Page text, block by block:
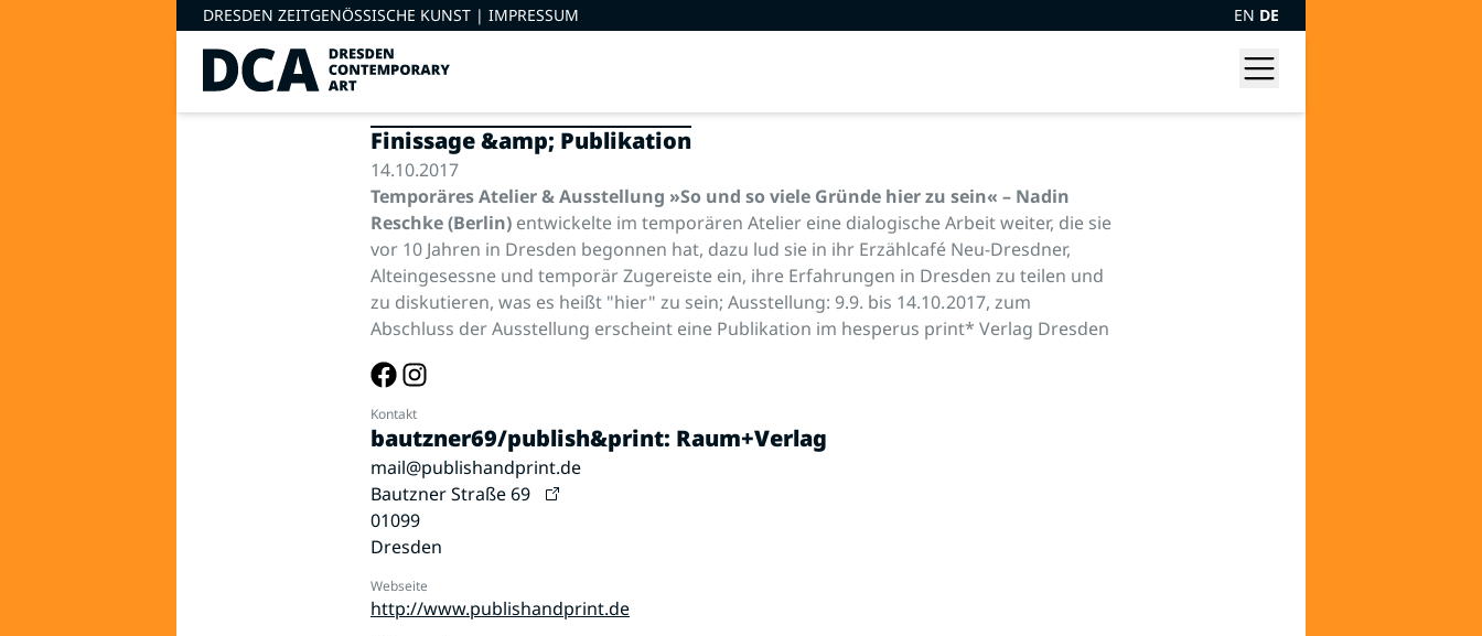
DRESDEN ZEITGENÖSSISCHE KUNST | IMPRESSUM EN DE
Finissage &amp; Publikation
14.10.2017
Temporäres Atelier & Ausstellung »So und so viele Gründe hier zu sein« – Nadin
Reschke (Berlin) entwickelte im temporären Atelier eine dialogische Arbeit weiter, die sie
vor 10 Jahren in Dresden begonnen hat, dazu lud sie in ihr Erzählcafé Neu-Dresdner,
Alteingesessne und temporär Zugereiste ein, ihre Erfahrungen in Dresden zu teilen und
zu diskutieren, was es heißt "hier" zu sein; Ausstellung: 9.9. bis 14.10. 2017, zum
Abschluss der Ausstellung erscheint eine Publikation im hesperus print* Verlag Dresden
Kontakt
bautzner69/publish&print: Raum+Verlag
mail@publishandprint.de
Bautzner Straße 69
01099
Dresden
Webseite
http://www.publishandprint.de